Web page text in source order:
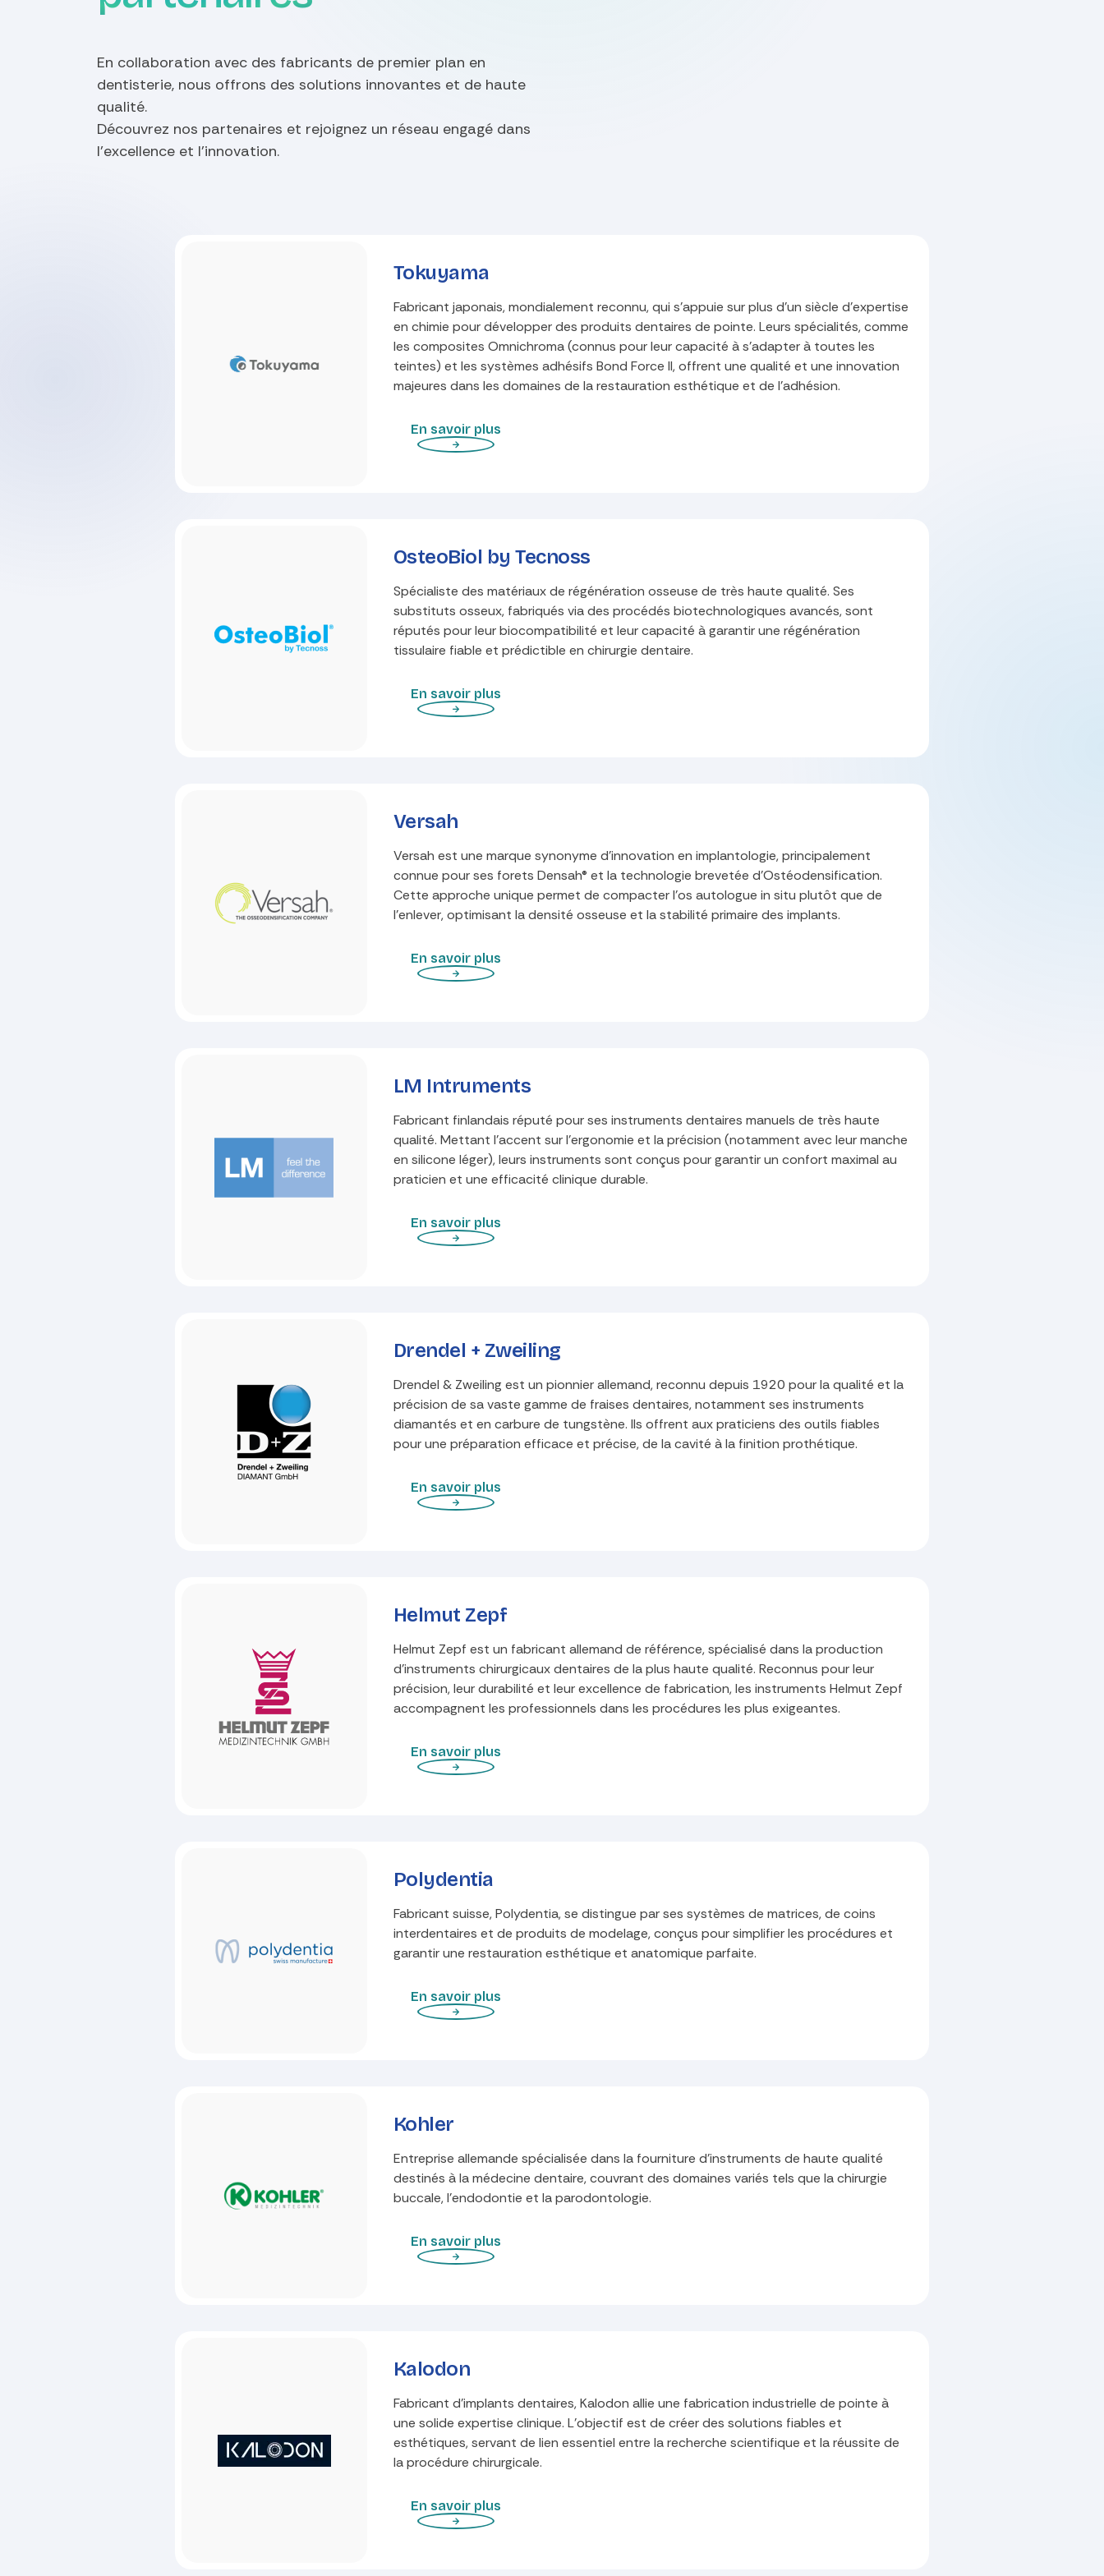
En collaboration avec des fabricants de premier plan en
dentisterie, nous offrons des solutions innovantes et de haute
qualité.
Découvrez nos partenaires et rejoignez un réseau engagé dans
l'excellence et l'innovation.
Tokuyama
Fabricant japonais, mondialement reconnu, qui s'appuie sur plus d'un siècle d'expertise
en chimie pour développer des produits dentaires de pointe. Leurs spécialités, comme
les composites Omnichroma (connus pour leur capacité à s'adapter à toutes les
teintes) et les systèmes adhésifs Bond Force II, offrent une qualité et une innovation
majeures dans les domaines de la restauration esthétique et de l'adhésion.
En savoir plus
OsteoBiol by Tecnoss
Spécialiste des matériaux de régénération osseuse de très haute qualité. Ses
substituts osseux, fabriqués via des procédés biotechnologiques avancés, sont
réputés pour leur biocompatibilité et leur capacité à garantir une régénération
tissulaire fiable et prédictible en chirurgie dentaire.
En savoir plus
Versah
Versah est une marque synonyme d'innovation en implantologie, principalement
connue pour ses forets Densah® et la technologie brevetée d'Ostéodensification.
Cette approche unique permet de compacter l'os autologue in situ plutôt que de
l'enlever, optimisant la densité osseuse et la stabilité primaire des implants.
En savoir plus
LM Intruments
Fabricant finlandais réputé pour ses instruments dentaires manuels de très haute
qualité. Mettant l'accent sur l'ergonomie et la précision (notamment avec leur manche
en silicone léger), leurs instruments sont conçus pour garantir un confort maximal au
praticien et une efficacité clinique durable.
En savoir plus
Drendel + Zweiling
Drendel & Zweiling est un pionnier allemand, reconnu depuis 1920 pour la qualité et la
précision de sa vaste gamme de fraises dentaires, notamment ses instruments
diamantés et en carbure de tungstène. Ils offrent aux praticiens des outils fiables
pour une préparation efficace et précise, de la cavité à la finition prothétique.
En savoir plus
Helmut Zepf
Helmut Zepf est un fabricant allemand de référence, spécialisé dans la production
d'instruments chirurgicaux dentaires de la plus haute qualité. Reconnus pour leur
précision, leur durabilité et leur excellence de fabrication, les instruments Helmut Zepf
accompagnent les professionnels dans les procédures les plus exigeantes.
En savoir plus
Polydentia
Fabricant suisse, Polydentia, se distingue par ses systèmes de matrices, de coins
interdentaires et de produits de modelage, conçus pour simplifier les procédures et
garantir une restauration esthétique et anatomique parfaite.
En savoir plus
Kohler
Entreprise allemande spécialisée dans la fourniture d'instruments de haute qualité
destinés à la médecine dentaire, couvrant des domaines variés tels que la chirurgie
buccale, l'endodontie et la parodontologie.
En savoir plus
Kalodon
Fabricant d'implants dentaires, Kalodon allie une fabrication industrielle de pointe à
une solide expertise clinique. L'objectif est de créer des solutions fiables et
esthétiques, servant de lien essentiel entre la recherche scientifique et la réussite de
la procédure chirurgicale.
En savoir plus